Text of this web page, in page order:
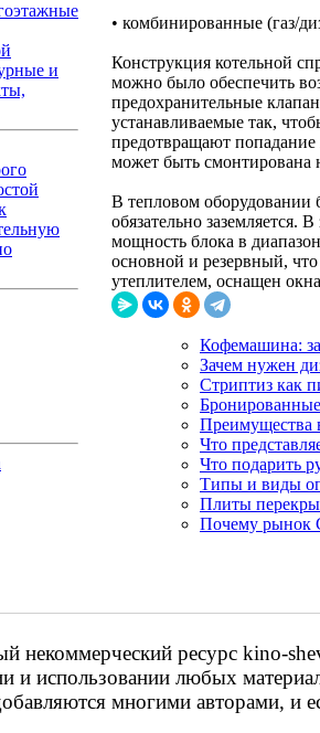
и
• комбинированные (газ/
Конструкция котельной
можно было обеспечить
предохранительные
устанавливаемые так,
предотвращают
может быть смонтирована
В тепловом оборудовании
обязательно заземляется.
мощность блока в
основной и резервный,
утеплителем, оснащен
Кофемашина:
Зачем нужен
Стриптиз как
Преимущества
Что
Что подарить
Типы и виды
Плиты
Почему рынок
некоммерческий ресурс kino-
и использовании любых
многими авторами, и